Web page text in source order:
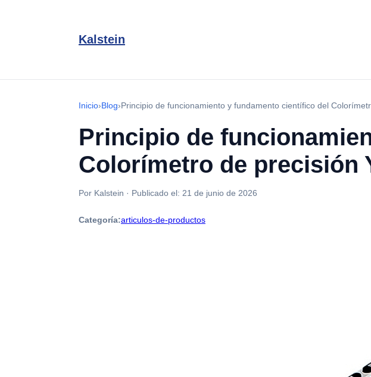
Kalstein
Inicio›Blog›Principio de funcionamiento y fundamento científico del
Principio de
Colorímetro de precisión
Por Kalstein · Publicado el: 21 de junio de 2026
Categoría:articulos-de-productos